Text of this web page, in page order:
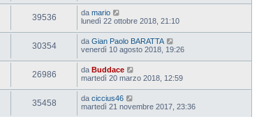
39536 da mario
lunedì 22 ottobre 2018, 21:10
30354 da Gian Paolo BARATTA
venerdì 10 agosto 2018, 19:26
26986 da Buddace
martedì 20 marzo 2018, 12:59
35458 da ciccius46
martedì 21 novembre 2017, 23:36